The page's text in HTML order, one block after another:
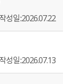
2026.07.22
2026.07.13